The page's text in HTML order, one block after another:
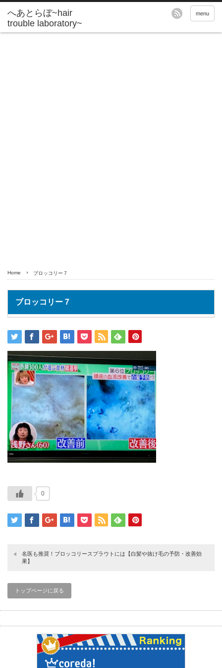
へあとらぼ~hair
trouble laboratory~
menu
Home ブロッコリー７
ブロッコリー７
0
名医も推奨！ブロッコリースプラウトには【白髪や抜け毛の予防・改善効
果】
トップページに戻る